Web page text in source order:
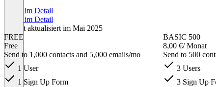
Preise im Detail
Preise im Detail
Zuletzt aktualisiert im Mai 2025
FREE
Free
Send to 1,000 contacts and 5,000 emails/mo
1 User
1 Sign Up Form
BASIC 500
8,00 €/ Monat
Send to 500
3 Users
3 Sign Up